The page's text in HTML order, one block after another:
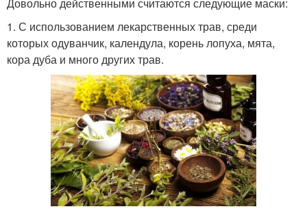
Довольно действенными считаются следующие маски:
1. С использованием лекарственных трав, среди
которых одуванчик, календула, корень лопуха, мята,
кора дуба и много других трав.